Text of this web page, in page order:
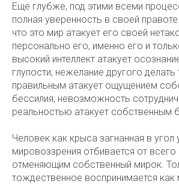
Еще глубже, под этими всеми
полная уверенность в своей
что это мир атакует его своей
персонально его, именно его и
высокий интеллект атакует
глупости; нежелание другого делать
правильным атакует ощущением
бессилия; невозможность
реальностью атакует собственным
Человек как крыса загнанная в угол
мировоззрения отбивается от всего
отменяющим собственный мирок.
тождественное воспринимается как